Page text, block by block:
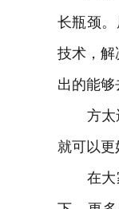
长瓶颈
技术，解
出的能够
方太还
就可以更
在大家